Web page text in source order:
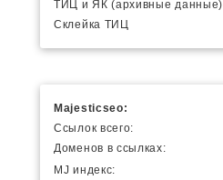
ТИЦ и ЯК (архивные данные)
Склейка ТИЦ
Majesticseo:
Ссылок всего:
Доменов в ссылках:
MJ индекс: